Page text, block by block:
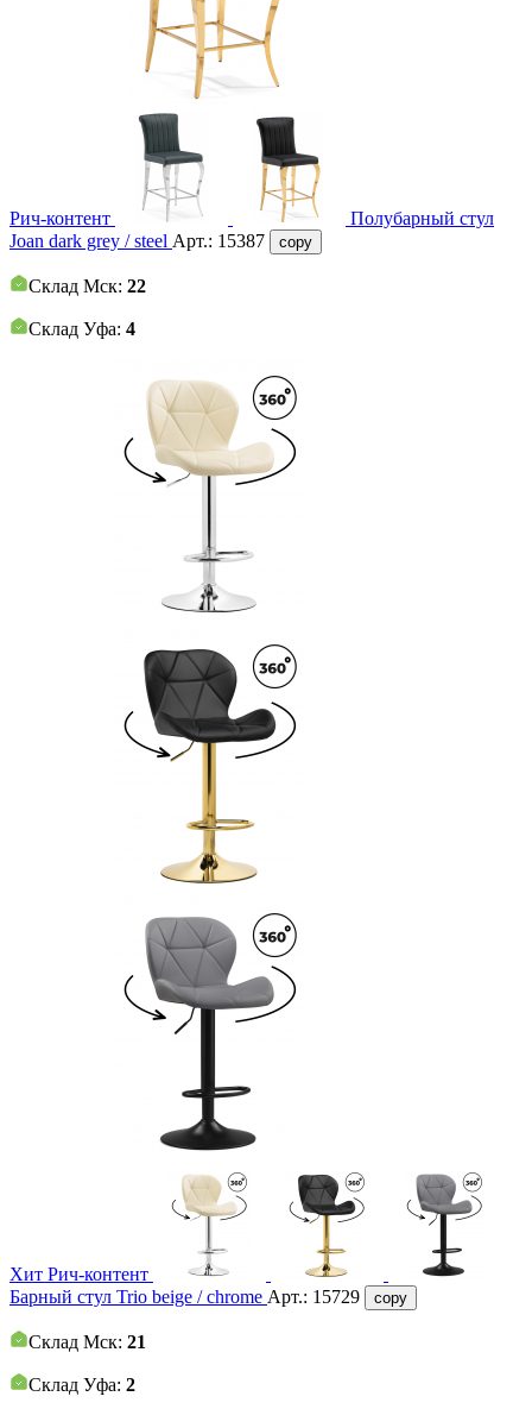
Рич-контент
Полубарный стул
Joan dark grey / steel Арт.: 15387 copy
Склад Мск: 22
Склад Уфа: 4
Хит Рич-контент
Барный стул Trio beige / chrome Арт.: 15729 copy
Склад Мск: 21
Склад Уфа: 2